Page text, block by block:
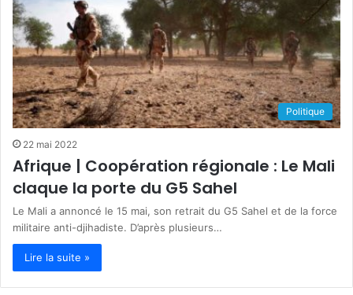
Politique
22 mai 2022
Afrique | Coopération régionale : Le Mali
claque la porte du G5 Sahel
Le Mali a annoncé le 15 mai, son retrait du G5 Sahel et de la force
militaire anti-djihadiste. D’après plusieurs…
Lire la suite »